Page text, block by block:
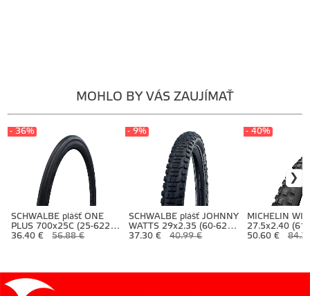
MOHLO BY VÁS ZAUJÍMAŤ
SCHWALBE plášť ONE
PLUS 700x25C (25-622 )
67TPI SmartGuard
- 36%
36.40 € 56.88 €
SCHWALBE plášť JOHNNY
WATTS 29x2.35 (60-622)
67TPI DD RaceGuard
- 9%
37.30 € 40.99 €
MICHELIN
27.5x2.40
3x60TPI TLR
- 40%
50.60 €